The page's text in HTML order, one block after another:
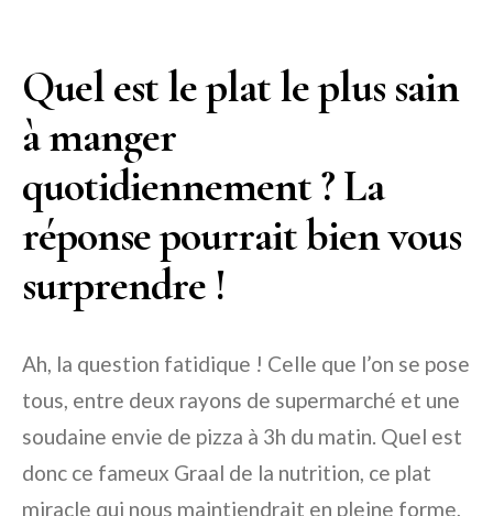
Quel est le plat le plus sain
à manger
quotidiennement ? La
réponse pourrait bien vous
surprendre !
Ah, la question fatidique ! Celle que l’on se pose
tous, entre deux rayons de supermarché et une
soudaine envie de pizza à 3h du matin. Quel est
donc ce fameux Graal de la nutrition, ce plat
miracle qui nous maintiendrait en pleine forme,